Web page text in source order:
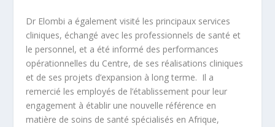
Dr Elombi a également visité les principaux services
cliniques, échangé avec les professionnels de santé et
le personnel, et a été informé des performances
opérationnelles du Centre, de ses réalisations cliniques
et de ses projets d’expansion à long terme. Il a
remercié les employés de l’établissement pour leur
engagement à établir une nouvelle référence en
matière de soins de santé spécialisés en Afrique,